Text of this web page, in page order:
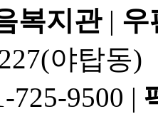
복지관| 우
야탑동)
725-9500 |